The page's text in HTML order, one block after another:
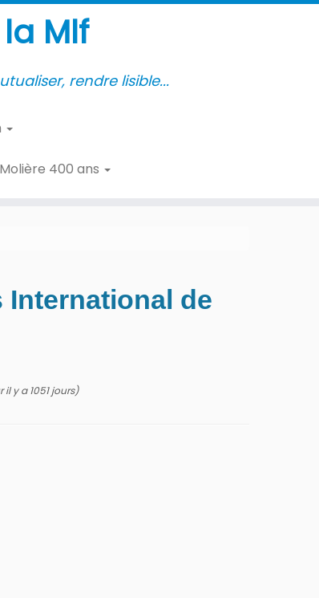
Mlf
rendre lisible...
Molière 400 ans
International de
il y a 1051 jours)